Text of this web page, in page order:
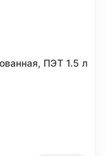
ПЭТ 1.5 л